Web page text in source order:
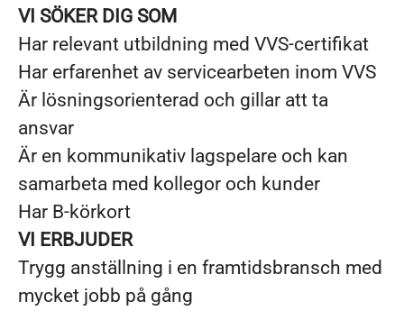
VI SÖKER DIG SOM
Har relevant utbildning med VVS-certifikat
Har erfarenhet av servicearbeten inom VVS
Är lösningsorienterad och gillar att ta
ansvar
Är en kommunikativ lagspelare och kan
samarbeta med kollegor och kunder
Har B-körkort
VI ERBJUDER
Trygg anställning i en framtidsbransch med
mycket jobb på gång